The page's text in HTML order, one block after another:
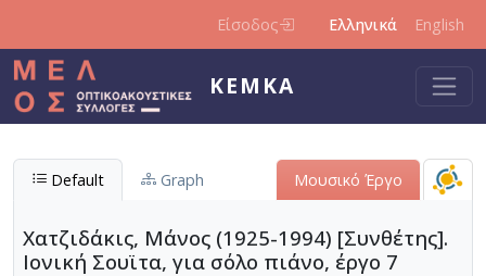
Είσοδος Ελληνικά English
ΚΕΜΚΑ
Default Graph Μουσικό Έργο
Χατζιδάκις, Μάνος (1925-1994) [Συνθέτης].
Ιονική Σουϊτα, για σόλο πιάνο, έργο 7